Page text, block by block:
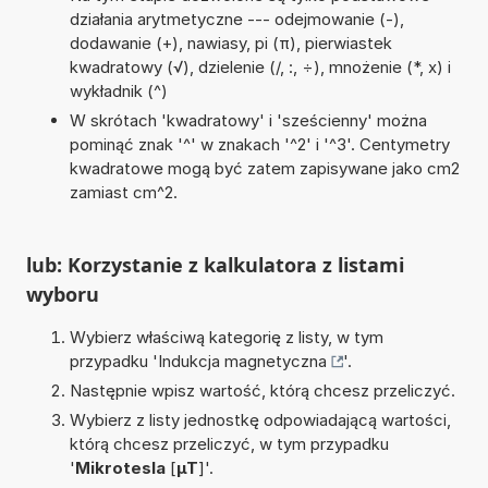
działania arytmetyczne --- odejmowanie (-),
dodawanie (+), nawiasy, pi (π), pierwiastek
kwadratowy (√), dzielenie (/, :, ÷), mnożenie (*, x) i
wykładnik (^)
W skrótach 'kwadratowy' i 'sześcienny' można
pominąć znak '^' w znakach '^2' i '^3'. Centymetry
kwadratowe mogą być zatem zapisywane jako cm2
zamiast cm^2.
lub: Korzystanie z kalkulatora z listami
wyboru
Wybierz właściwą kategorię z listy, w tym
przypadku 'Indukcja magnetyczna
'.
Następnie wpisz wartość, którą chcesz przeliczyć.
Wybierz z listy jednostkę odpowiadającą wartości,
którą chcesz przeliczyć, w tym przypadku
'Mikrotesla[µT]'.